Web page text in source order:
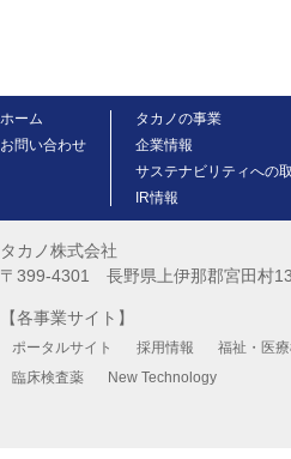
ホーム
お問い合わせ
タカノの事業
企業情報
サステナビリティへの
IR情報
タカノ株式会社
〒399-4301 長野県上伊那郡宮田村
【各事業サイト】
ポータルサイト 採用情報 福祉・医
臨床検査薬
New Technology